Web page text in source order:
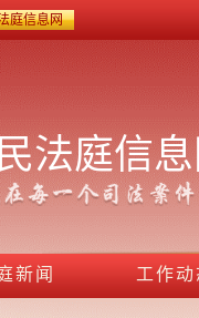
庭信息网
法庭信
新闻 工作动